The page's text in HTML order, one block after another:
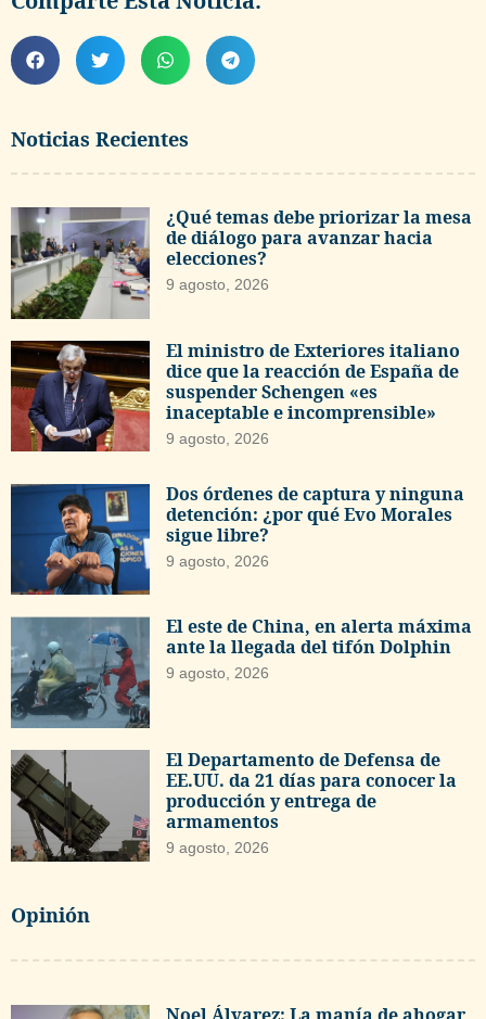
Noticias Recientes
¿Qué temas debe priorizar la mesa
de diálogo para avanzar hacia
elecciones?
9 agosto, 2026
El ministro de Exteriores italiano
dice que la reacción de España de
suspender Schengen «es
inaceptable e incomprensible»
9 agosto, 2026
Dos órdenes de captura y ninguna
detención: ¿por qué Evo Morales
sigue libre?
9 agosto, 2026
El este de China, en alerta máxima
ante la llegada del tifón Dolphin
9 agosto, 2026
El Departamento de Defensa de
EE.UU. da 21 días para conocer la
producción y entrega de
armamentos
9 agosto, 2026
Opinión